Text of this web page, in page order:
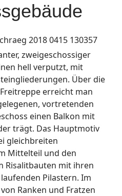
zweigeschossiger
hell verputzt, mit
Über die
erreicht man
vortretenden
einen Balkon mit
trägt. Das Hauptmotiv
gleichbreiten
Mittelteil und den
Risalitbauten mit ihren
Pilastern. Im
Ranken und Fratzen